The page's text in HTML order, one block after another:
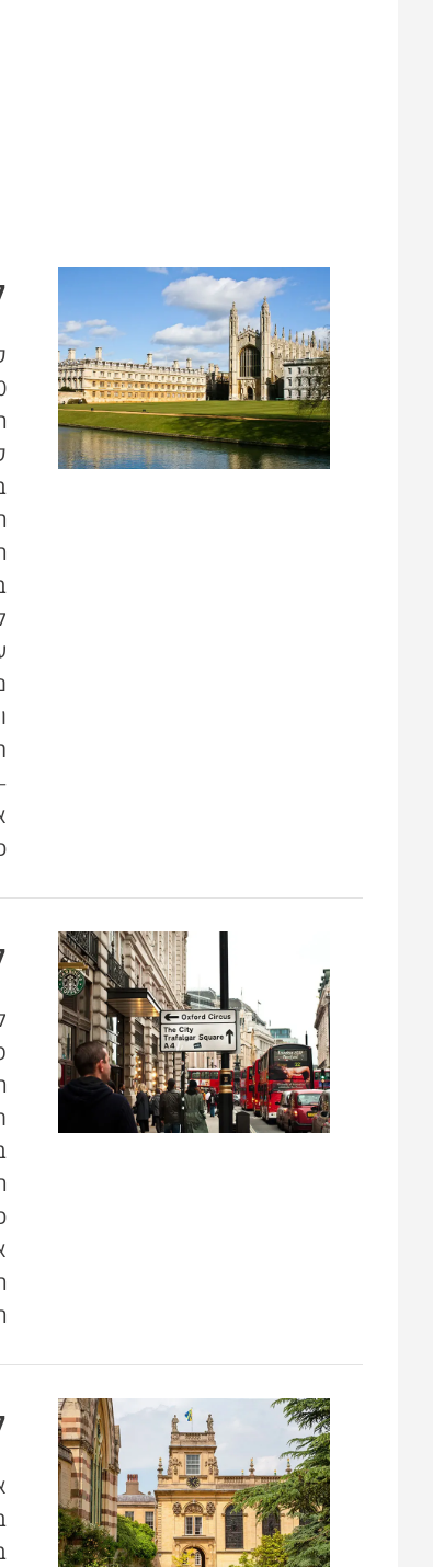
באנגליה ומתאים בעיקר לבעלי עסקים, בעלי
בשפה האנגלית היא גבוהה ורוצים להתמקצע